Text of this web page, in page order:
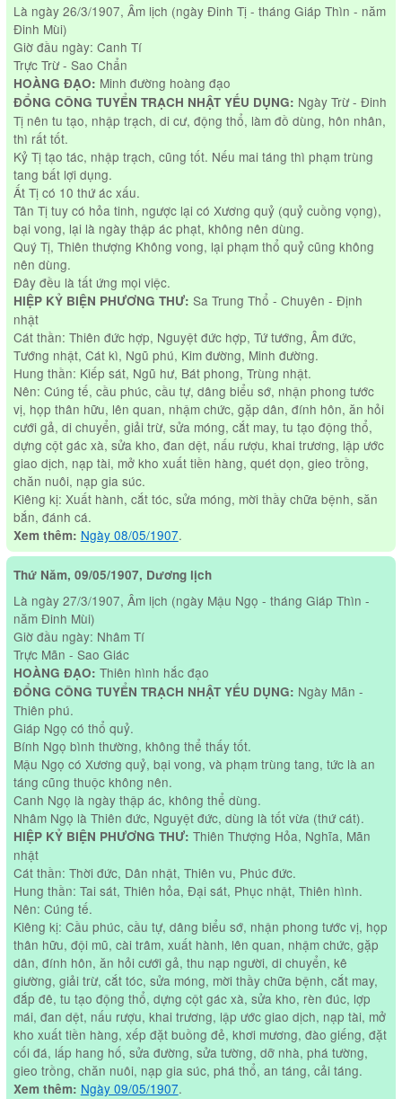
Là ngày 26/3/1907, Âm lịch (ngày Đinh Tị - tháng Giáp Thìn - năm
Đinh Mùi)
Giờ đầu ngày: Canh Tí
Trực Trừ - Sao Chẩn
HOÀNG ĐẠO: Minh đường hoàng đạo
ĐỔNG CÔNG TUYỂN TRẠCH NHẬT YẾU DỤNG: Ngày Trừ - Đinh
Tị nên tu tạo, nhập trạch, di cư, động thổ, làm đồ dùng, hôn nhân,
thì rất tốt.
Kỷ Tị tạo tác, nhập trạch, cũng tốt. Nếu mai táng thì phạm trùng
tang bất lợi dụng.
Ất Tị có 10 thứ ác xấu.
Tân Tị tuy có hỏa tinh, ngược lại có Xương quỷ (quỷ cuồng vọng),
bại vong, lại là ngày thập ác phạt, không nên dùng.
Quý Tị, Thiên thượng Không vong, lại phạm thổ quỷ cũng không
nên dùng.
Đây đều là tất ứng mọi việc.
HIỆP KỶ BIỆN PHƯƠNG THƯ: Sa Trung Thổ - Chuyên - Định
nhật
Cát thần: Thiên đức hợp, Nguyệt đức hợp, Tứ tướng, Âm đức,
Tướng nhật, Cát kì, Ngũ phú, Kim đường, Minh đường.
Hung thần: Kiếp sát, Ngũ hư, Bát phong, Trùng nhật.
Nên: Cúng tế, cầu phúc, cầu tự, dâng biểu sớ, nhận phong tước
vị, họp thân hữu, lên quan, nhậm chức, gặp dân, đính hôn, ăn hỏi
cưới gả, di chuyển, giải trừ, sửa móng, cắt may, tu tạo động thổ,
dựng cột gác xà, sửa kho, đan dệt, nấu rượu, khai trương, lập ước
giao dịch, nạp tài, mở kho xuất tiền hàng, quét dọn, gieo trồng,
chăn nuôi, nạp gia súc.
Kiêng kị: Xuất hành, cắt tóc, sửa móng, mời thầy chữa bệnh, săn
bắn, đánh cá.
Xem thêm: Ngày 08/05/1907.
Thứ Năm, 09/05/1907, Dương lịch
Là ngày 27/3/1907, Âm lịch (ngày Mậu Ngọ - tháng Giáp Thìn -
năm Đinh Mùi)
Giờ đầu ngày: Nhâm Tí
Trực Mãn - Sao Giác
HOÀNG ĐẠO: Thiên hình hắc đạo
ĐỔNG CÔNG TUYỂN TRẠCH NHẬT YẾU DỤNG: Ngày Mãn -
Thiên phú.
Giáp Ngọ có thổ quỷ.
Bính Ngọ bình thường, không thể thấy tốt.
Mậu Ngọ có Xương quỷ, bại vong, và phạm trùng tang, tức là an
táng cũng thuộc không nên.
Canh Ngọ là ngày thập ác, không thể dùng.
Nhâm Ngọ là Thiên đức, Nguyệt đức, dùng là tốt vừa (thứ cát).
HIỆP KỶ BIỆN PHƯƠNG THƯ: Thiên Thượng Hỏa, Nghĩa, Mãn
nhật
Cát thần: Thời đức, Dân nhật, Thiên vu, Phúc đức.
Hung thần: Tai sát, Thiên hỏa, Đại sát, Phục nhật, Thiên hình.
Nên: Cúng tế.
Kiêng kị: Cầu phúc, cầu tự, dâng biểu sớ, nhận phong tước vị, họp
thân hữu, đội mũ, cài trâm, xuất hành, lên quan, nhậm chức, gặp
dân, đính hôn, ăn hỏi cưới gả, thu nạp người, di chuyển, kê
giường, giải trừ, cắt tóc, sửa móng, mời thầy chữa bệnh, cắt may,
đắp đê, tu tạo động thổ, dựng cột gác xà, sửa kho, rèn đúc, lợp
mái, đan dệt, nấu rượu, khai trương, lập ước giao dịch, nạp tài, mở
kho xuất tiền hàng, xếp đặt buồng đẻ, khơi mương, đào giếng, đặt
cối đá, lấp hang hố, sửa đường, sửa tường, dỡ nhà, phá tường,
gieo trồng, chăn nuôi, nạp gia súc, phá thổ, an táng, cải táng.
Xem thêm: Ngày 09/05/1907.